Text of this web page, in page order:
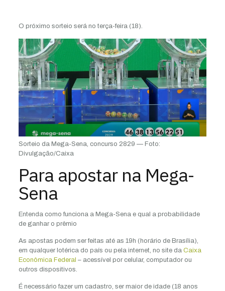
O próximo sorteio será no terça-feira (18).
Sorteio da Mega-Sena, concurso 2829 — Foto:
Divulgação/Caixa
Para apostar na Mega-
Sena
Entenda como funciona a Mega-Sena e qual a probabilidade
de ganhar o prêmio
As apostas podem ser feitas até as 19h (horário de Brasília),
em qualquer lotérica do país ou pela internet, no site da Caixa
Econômica Federal – acessível por celular, computador ou
outros dispositivos.
É necessário fazer um cadastro, ser maior de idade (18 anos